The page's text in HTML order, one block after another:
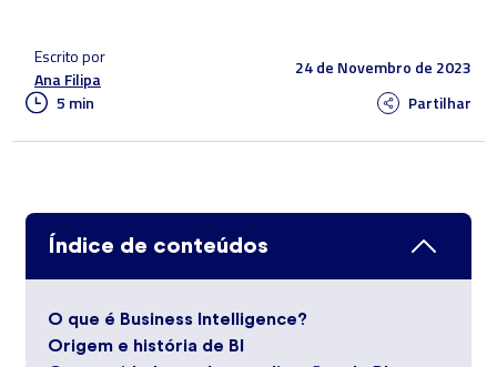
Escrito por
Ana Filipa
24 de Novembro de 2023
5 min
Partilhar
Índice de conteúdos
O que é Business Intelligence?
Origem e história de BI